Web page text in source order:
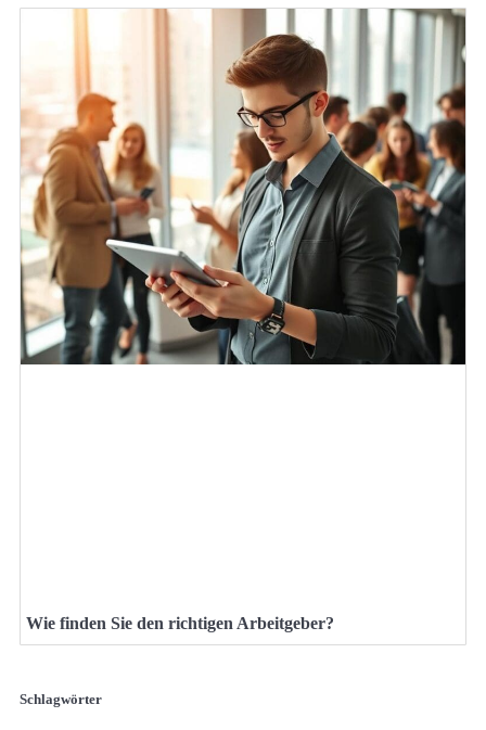
Wie finden Sie den richtigen Arbeitgeber?
Schlagwörter